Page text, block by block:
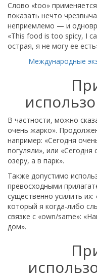
Слово «too»
показать нечто
неприемлемо — и
«This food is too spicy, I
острая, я не могу ее
Международные
В частности, можно
очень жарко».
например: «Сегодня
погуляли», или
озеру, а в парк».
Также допустимо
превосходными
существенно усилить
который я когда-либо
связке с «own/same»:
дом».